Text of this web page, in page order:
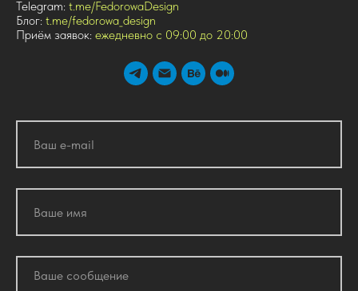
Telegram: t.me/FedorowaDesign
Блог: t.me/fedorowa_design
Приём заявок: ежедневно с 09:00 до 20:00